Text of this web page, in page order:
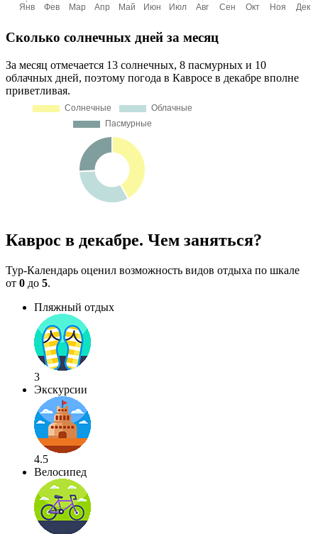
Сколько солнечных дней за месяц
За месяц отмечается 13 солнечных, 8 пасмурных и 10
облачных дней, поэтому погода в Кавросе в декабре вполне
приветливая.
Каврос в декабре. Чем заняться?
Тур-Календарь оценил возможность видов отдыха по шкале
от 0 до 5.
Пляжный отдых
3
Экскурсии
4.5
Велосипед